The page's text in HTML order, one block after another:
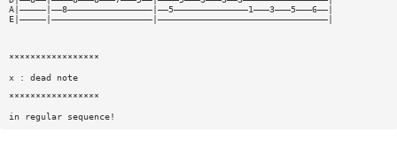
A|—————|——8————————————————|——5——————————————1———3———5———6——|
E|—————|———————————————————|————————————————————————————————|
*****************
x : dead note
*****************
in regular sequence!